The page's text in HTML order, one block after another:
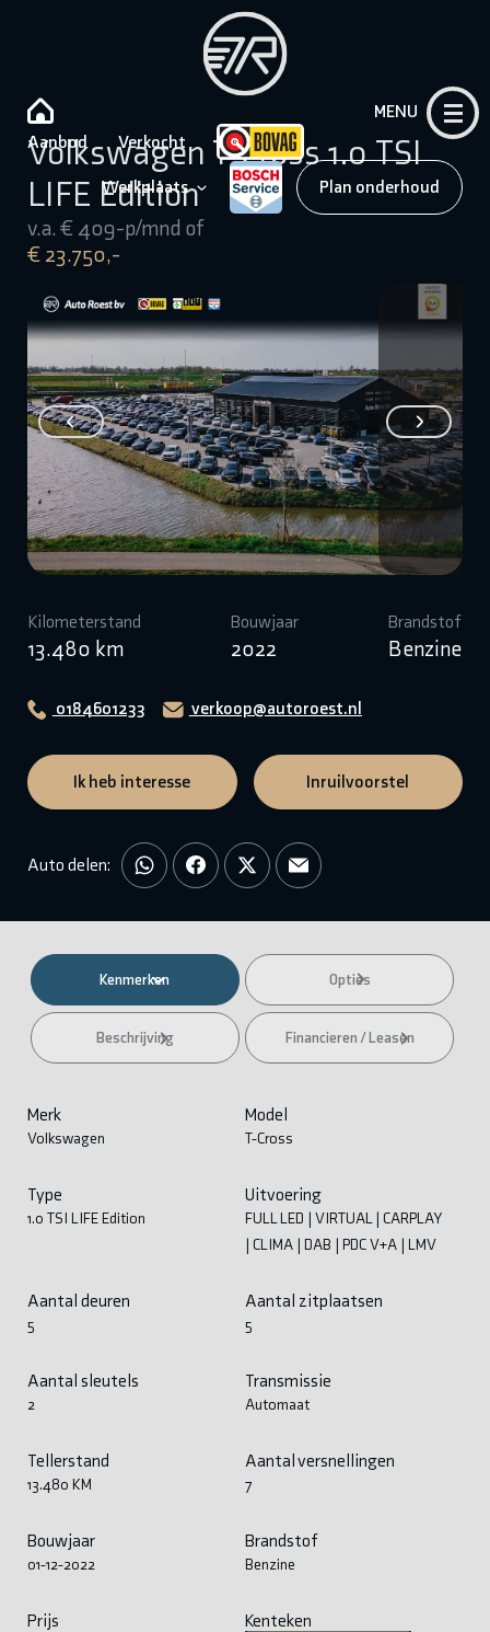
Aanbod Verkocht
Werkplaats Plan onderhoud
MENU
Volkswagen T-Cross 1.0 TSI
LIFE Edition
v.a. € 409-p/mnd of
€ 23.750,-
Kilometerstand
13.480 km
Bouwjaar
2022
Brandstof
Benzine
0184601233 verkoop@autoroest.nl
Ik heb interesse Inruilvoorstel
Auto delen:
Kenmerken Opties
Beschrijving Financieren / Leasen
Merk
Volkswagen
Model
T-Cross
Type
1.0 TSI LIFE Edition
Uitvoering
FULL LED | VIRTUAL | CARPLAY
| CLIMA | DAB | PDC V+A | LMV
Aantal deuren
5
Aantal zitplaatsen
5
Aantal sleutels
2
Transmissie
Automaat
Tellerstand
13.480 KM
Aantal versnellingen
7
Bouwjaar
01-12-2022
Brandstof
Benzine
Prijs Kenteken